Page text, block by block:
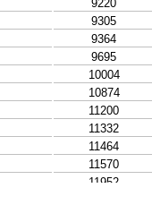
9220
9305
9364
9695
10004
10874
11200
11332
11464
11570
11952